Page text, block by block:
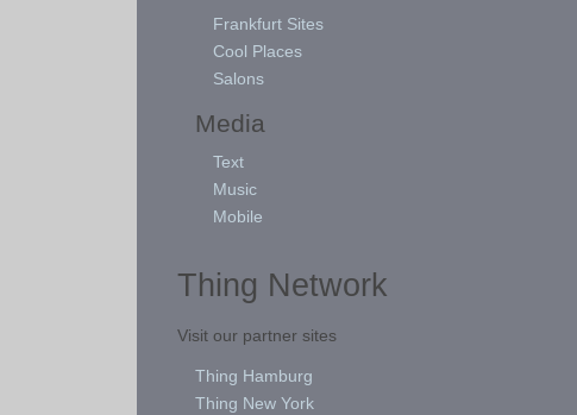
Frankfurt Sites
Cool Places
Salons
Media
Text
Music
Mobile
Thing Network
Visit our partner sites
Thing Hamburg
Thing New York